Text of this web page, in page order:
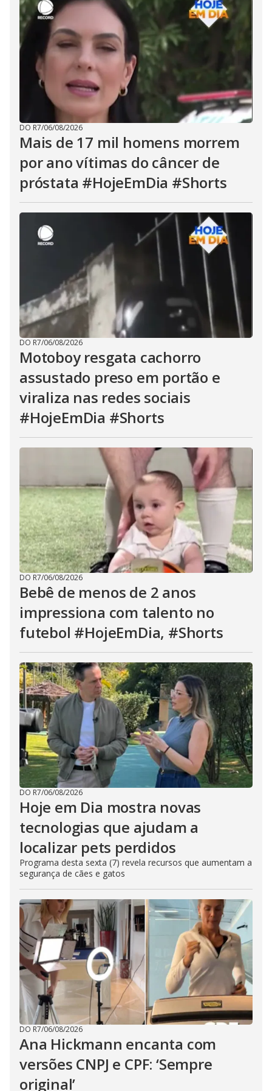
DO R7/06/08/2026
Mais de 17 mil homens morrem
por ano vítimas do câncer de
próstata #HojeEmDia #Shorts
DO R7/06/08/2026
Motoboy resgata cachorro
assustado preso em portão e
viraliza nas redes sociais
#HojeEmDia #Shorts
DO R7/06/08/2026
Bebê de menos de 2 anos
impressiona com talento no
futebol #HojeEmDia, #Shorts
DO R7/06/08/2026
Hoje em Dia mostra novas
tecnologias que ajudam a
localizar pets perdidos
Programa desta sexta (7) revela recursos que aumentam a
segurança de cães e gatos
DO R7/06/08/2026
Ana Hickmann encanta com
versões CNPJ e CPF: ‘Sempre
original’